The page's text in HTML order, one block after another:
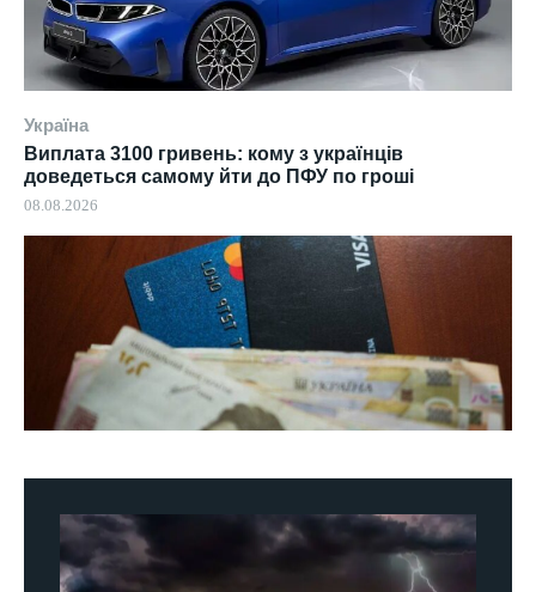
Україна
Виплата 3100 гривень: кому з українців
доведеться самому йти до ПФУ по гроші
08.08.2026